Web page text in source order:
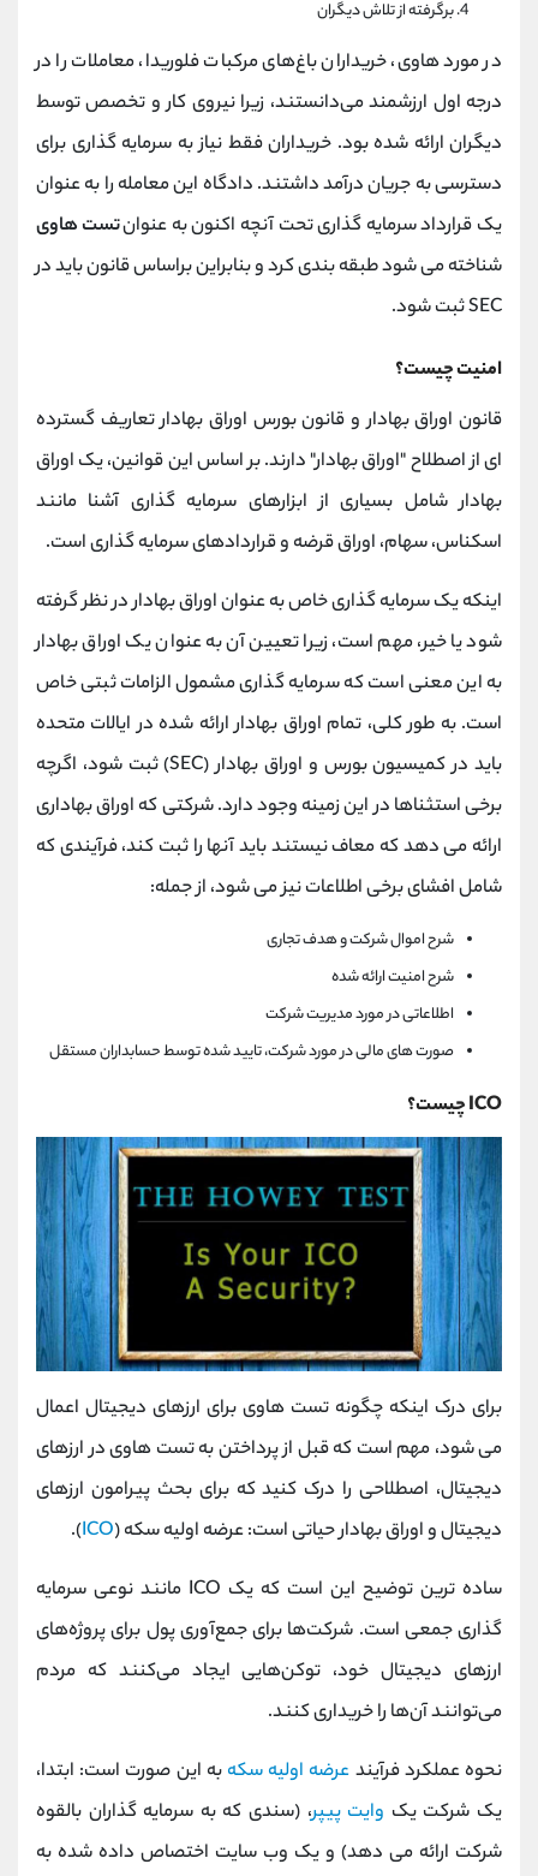
برگرفته از تلاش دیگران
در مورد هاوی، خریداران باغ‌های مرکبات فلوریدا، معاملات را در
درجه اول ارزشمند می‌دانستند، زیرا نیروی کار و تخصص توسط
دیگران ارائه شده بود. خریداران فقط نیاز به سرمایه گذاری برای
دسترسی به جریان درآمد داشتند. دادگاه این معامله را به عنوان
یک قرارداد سرمایه گذاری تحت آنچه اکنون به عنوانتست هاوی
شناخته می شود طبقه بندی کرد و بنابراین براساس قانون باید در
SEC ثبت شود.
امنیت چیست؟
قانون اوراق بهادار و قانون بورس اوراق بهادار تعاریف گسترده
ای از اصطلاح "اوراق بهادار" دارند. بر اساس این قوانین، یک اوراق
بهادار شامل بسیاری از ابزارهای سرمایه گذاری آشنا مانند
اسکناس، سهام، اوراق قرضه و قراردادهای سرمایه گذاری است.
اینکه یک سرمایه گذاری خاص به عنوان اوراق بهادار در نظر گرفته
شود یا خیر، مهم است، زیرا تعیین آن به عنوان یک اوراق بهادار
به این معنی است که سرمایه گذاری مشمول الزامات ثبتی خاص
است. به طور کلی، تمام اوراق بهادار ارائه شده در ایالات متحده
باید در کمیسیون بورس و اوراق بهادار (SEC) ثبت شود، اگرچه
برخی استثناها در این زمینه وجود دارد. شرکتی که اوراق بهاداری
ارائه می دهد که معاف نیستند باید آنها را ثبت کند، فرآیندی که
شامل افشای برخی اطلاعات نیز می شود، از جمله:
شرح اموال شرکت و هدف تجاری
شرح امنیت ارائه شده
اطلاعاتی در مورد مدیریت شرکت
صورت های مالی در مورد شرکت، تایید شده توسط حسابداران مستقل
ICO چیست؟
برای درک اینکه چگونه تست هاوی برای ارزهای دیجیتال اعمال
می شود، مهم است که قبل از پرداختن به تست هاوی در ارزهای
دیجیتال، اصطلاحی را درک کنید که برای بحث پیرامون ارزهای
دیجیتال و اوراق بهادار حیاتی است: عرضه اولیه سکه (ICO
).
ساده ترین توضیح این است که یک ICO مانند نوعی سرمایه
گذاری جمعی است. شرکت‌ها برای جمع‌آوری پول برای پروژه‌های
ارزهای دیجیتال خود، توکن‌هایی ایجاد می‌کنند که مردم
می‌توانند آن‌ها را خریداری کنند.
نحوه عملکرد فرآیند عرضه اولیه سکه به این صورت است: ابتدا،
یک شرکت یک وایت پیپر، (سندی که به سرمایه گذاران بالقوه
شرکت ارائه می دهد) و یک وب سایت اختصاص داده شده به